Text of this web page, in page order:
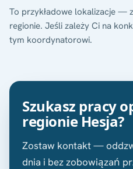
To przykładowe lokalizacje —
regionie. Jeśli zależy Ci na
tym koordynatorowi.
Szukasz pracy
regionie Hesja?
Zostaw kontakt —
dnia i bez zobowiązań